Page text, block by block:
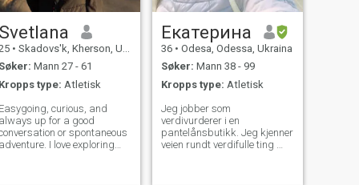
Svetlana
• Skadovs'k, Kherson, Ukraina
Søker: Mann 27 - 61
Kropps type: Atletisk
Easygoing, curious, and
always up for a good
or spontaneous
adventure. I love exploring
Екатерина
36 • Odesa, Odessa, Ukraina
Søker: Mann 38 - 99
Kropps type: Atletisk
Jeg jobber som
verdivurderer i en
pantelånsbutikk. Jeg kjenner
veien rundt verdifulle ting 😉